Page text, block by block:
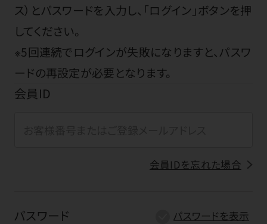
ス）とパスワードを入力し、「ログイン」ボタンを押
してください。
※5回連続でログインが失敗になりますと、パスワ
ードの再設定が必要となります。
会員ID
会員IDを忘れた場合
パスワード パスワードを表示